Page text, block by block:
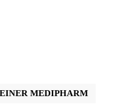
MEDIPHARM